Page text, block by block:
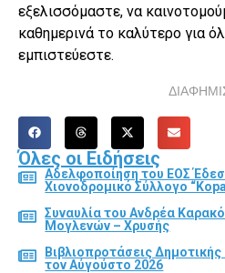
εξελισσόμαστε, να
καθημερινά το καλύτερο για
εμπιστεύεστε.
Όλες οι Ειδήσεις
Αδελφοποίηση του ΕΟΣ
Χιονοδρομικό Σύλλογο
Συναυλία του Ανδρέα
Μογλενών – Χρυσής
Βιβλιοπροτάσεις
τον Αύγούστο 2026